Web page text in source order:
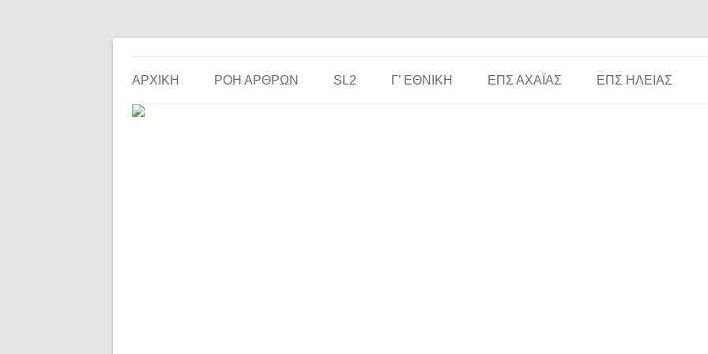
ΑΡΧΙΚΗ ΡΟΗ ΑΡΘΡΩΝ SL2 Γ’ ΕΘΝΙΚΉ ΕΠΣ ΑΧΑΪ́ΑΣ ΕΠΣ ΗΛΕΊΑΣ